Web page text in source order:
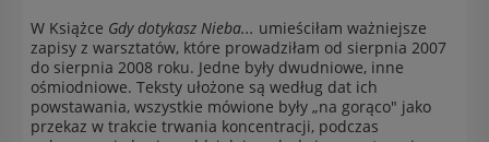
W Książce Gdy dotykasz Nieba... umieściłam ważniejsze
zapisy z warsztatów, które prowadziłam od sierpnia 2007
do sierpnia 2008 roku. Jedne były dwudniowe, inne
ośmiodniowe. Teksty ułożone są według dat ich
powstawania, wszystkie mówione były „na gorąco" jako
przekaz w trakcie trwania koncentracji, podczas